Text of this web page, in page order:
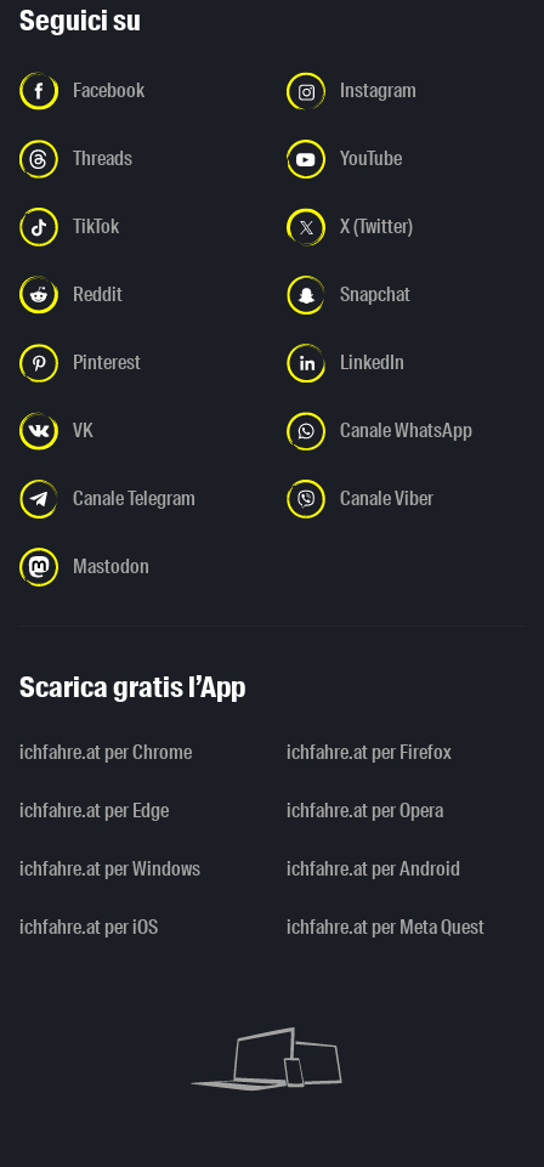
Seguici su
Facebook Instagram
Threads YouTube
TikTok X (Twitter)
Reddit Snapchat
Pinterest LinkedIn
VK Canale WhatsApp
Canale Telegram Canale Viber
Mastodon
Scarica gratis l’App
ichfahre.at per Chrome ichfahre.at per Firefox
ichfahre.at per Edge ichfahre.at per Opera
ichfahre.at per Windows ichfahre.at per Android
ichfahre.at per iOS ichfahre.at per Meta Quest